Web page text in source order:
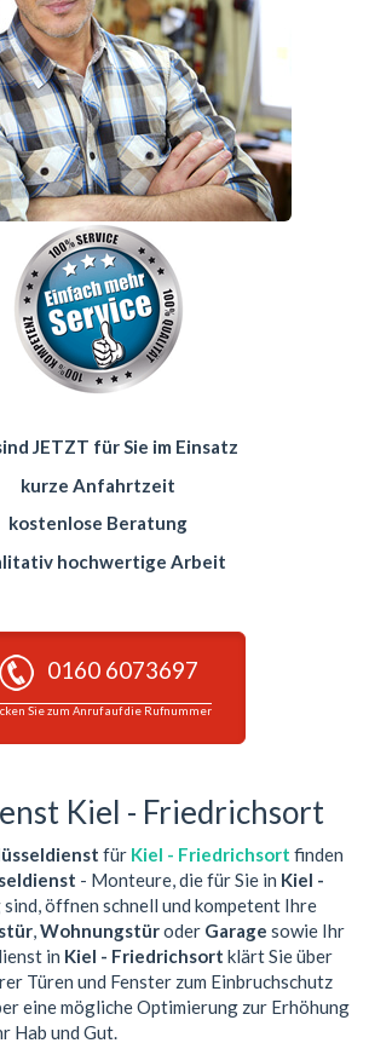
JETZT für Sie im Einsatz
kurze Anfahrtzeit
kostenlose Beratung
hochwertige Arbeit
0160 6073697
Sie zum Anruf auf die Rufnummer
Kiel - Friedrichsort
für Kiel - Friedrichsort finden
- Monteure, die für Sie in Kiel -
öffnen schnell und kompetent Ihre
,Wohnungstüroder Garage sowie Ihr
in Kiel - Friedrichsort klärt Sie über
Türen und Fenster zum Einbruchschutz
eine mögliche Optimierung zur Erhöhung
Hab und Gut.